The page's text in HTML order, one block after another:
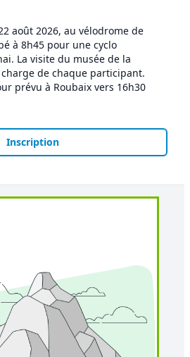
août 2026, au vélodrome de
à 8h45 pour une cyclo
La visite du musée de la
de chaque participant.
prévu à Roubaix vers 16h30
Inscription